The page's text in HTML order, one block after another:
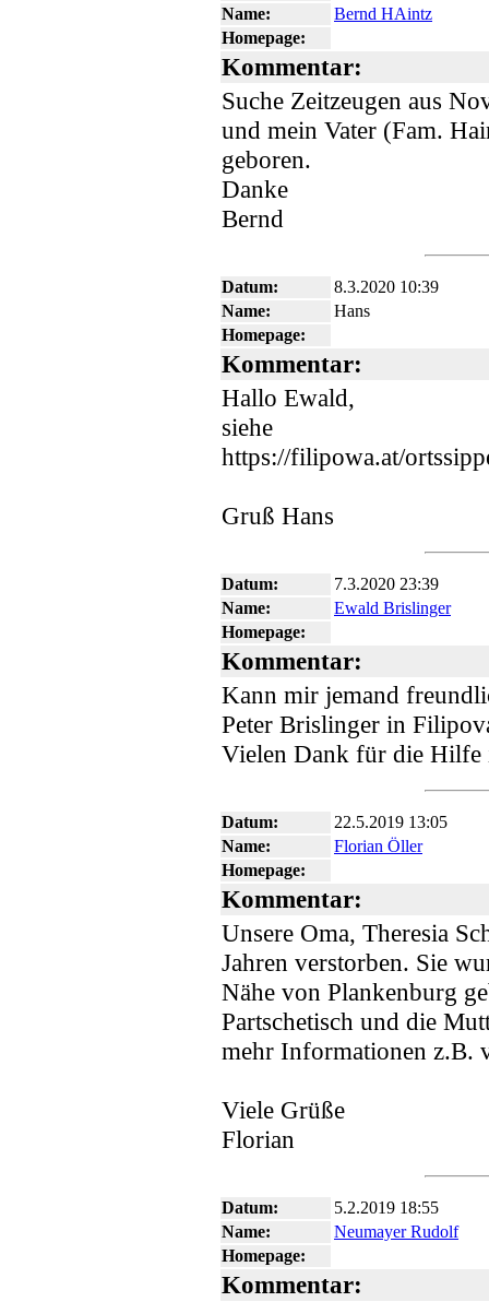
Name:
Bernd HAintz
Homepage:
Kommentar:
Suche Zeitzeugen aus
und mein Vater (Fam.
geboren.
Danke
Bernd
Datum:
8.3.2020 10:39
Name:
Hans
Homepage:
Kommentar:
Hallo Ewald,
siehe
https://filipowa.at/
Gruß Hans
Datum:
7.3.2020 23:39
Name:
Ewald Brislinger
Homepage:
Kommentar:
Kann mir jemand
Peter Brislinger in
Vielen Dank für die Hilfe
Datum:
22.5.2019 13:05
Name:
Florian Öller
Homepage:
Kommentar:
Unsere Oma, Theresia
Jahren verstorben. Sie
Nähe von Plankenburg
Partschetisch und die
mehr Informationen z.B.
Viele Grüße
Florian
Datum:
5.2.2019 18:55
Name:
Neumayer Rudolf
Homepage:
Kommentar: